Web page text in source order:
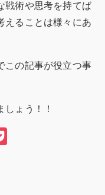
戦術や思考を持てば
えることは様々にあ
この記事が役立つ事
ょう！！